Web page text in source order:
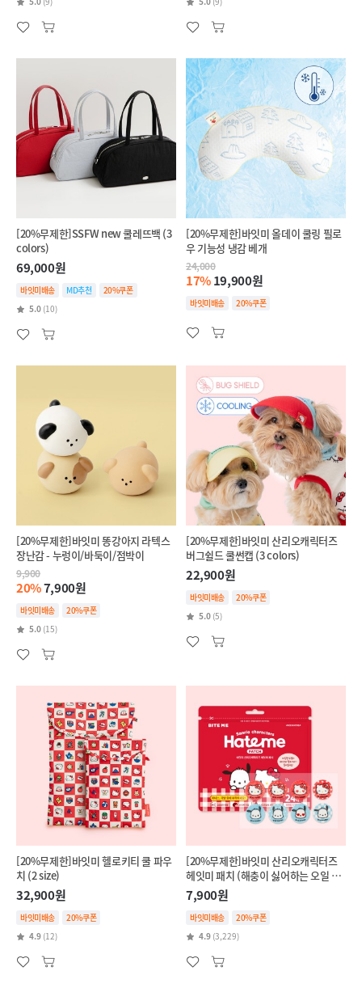
[20%무제한]SSFW new 쿨레뜨백 (3
colors)
69,000원
바잇미배송 MD추천
20%쿠폰
5.0 (10)
[20%무제한]바잇미 올데이 쿨링 필로
우 기능성 냉감 베개
24,000
17%19,900원
바잇미배송 20%쿠폰
[20%무제한]바잇미 똥강아지 라텍스
장난감 - 누렁이/바둑이/점박이
9,900
20%7,900원
바잇미배송
20%쿠폰
5.0 (15)
[20%무제한]바잇미 산리오캐릭터즈
버그쉴드 쿨썬캡 (3 colors)
22,900원
바잇미배송
20%쿠폰
5.0 (5)
[20%무제한]바잇미 헬로키티 쿨 파우
치 (2 size)
32,900원
바잇미배송
20%쿠폰
4.9 (12)
[20%무제한]바잇미 산리오캐릭터즈
헤잇미 패치 (해충이 싫어하는 오일 함
유)
7,900원
바잇미배송
20%쿠폰
4.9 (3,229)